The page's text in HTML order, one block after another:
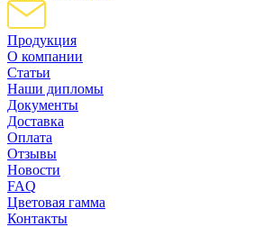
Продукция
О компании
Статьи
Наши дипломы
Документы
Доставка
Оплата
Отзывы
Новости
FAQ
Цветовая гамма
Контакты